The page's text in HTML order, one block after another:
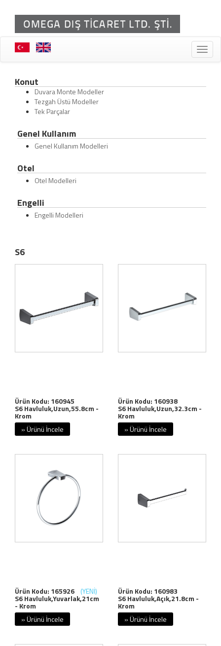
Toggle
Konut
Duvara Monte Modeller
Tezgah Üstü Modeller
Tek Parçalar
Genel Kullanım
Genel Kullanım Modelleri
Otel
Otel Modelleri
Engelli
Engelli Modelleri
S6
Ürün Kodu: 160945
S6 Havluluk,Uzun,55.8cm -
Krom
» Ürünü İncele
Ürün Kodu: 160938
S6 Havluluk,Uzun,32.3cm -
Krom
» Ürünü İncele
Ürün Kodu: 165926 (YENİ)
S6 Havluluk,Yuvarlak,21cm
- Krom
» Ürünü İncele
Ürün Kodu: 160983
S6 Havluluk,Açık,21.8cm -
Krom
» Ürünü İncele